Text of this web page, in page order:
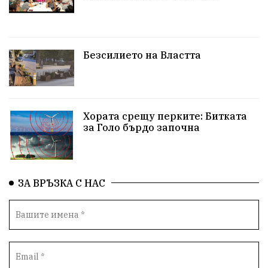
Безсилието на Властта
Хората срещу перките: Битката
за Голо бърдо започна
ЗА ВРЪЗКА С НАС